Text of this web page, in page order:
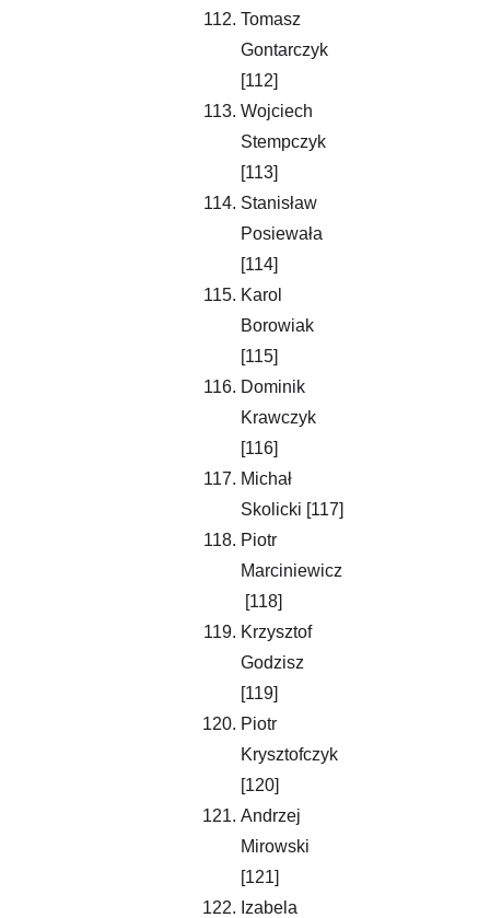
Tomasz
Gontarczyk
[112]
Wojciech
Stempczyk
[113]
Stanisław
Posiewała
[114]
Karol
Borowiak
[115]
Dominik
Krawczyk
[116]
Michał
Skolicki [117]
Piotr
Marciniewicz
[118]
Krzysztof
Godzisz
[119]
Piotr
Krysztofczyk
[120]
Andrzej
Mirowski
[121]
Izabela